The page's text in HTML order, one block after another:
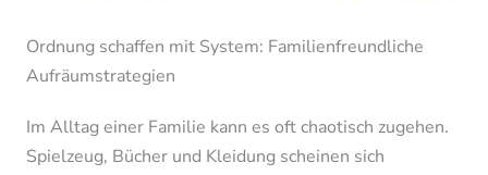
Ordnung schaffen mit System: Familienfreundliche
Aufräumstrategien
Im Alltag einer Familie kann es oft chaotisch zugehen.
Spielzeug, Bücher und Kleidung scheinen sich